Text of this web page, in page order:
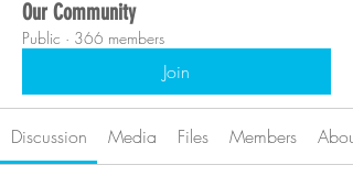
Our Community
Public · 366 members
Join
Discussion Media Files Members About